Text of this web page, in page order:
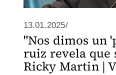
13.01.2025/
"Nos dimos un
ruiz revela que
Ricky Martin |